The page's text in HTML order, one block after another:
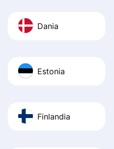
Dania
Estonia
Finlandia